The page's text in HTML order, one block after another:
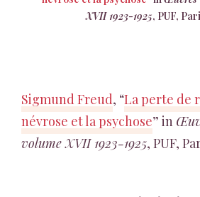
XVII 1923-1925, PUF,
Sigmund Freud, “La perte de
névrose et la psychose” in
volume XVII 1923-1925, PUF,